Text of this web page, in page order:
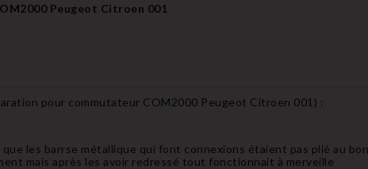
Peugeot Citroen 001
pour commutateur COM2000 Peugeot Citroen 001 ) :
les barrse métallique qui font connexions étaient pas plié au
mais après les avoir redressé tout fonctionnait à merveille